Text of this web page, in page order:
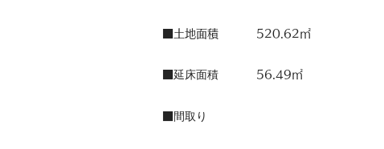
■土地面積 520.62㎡
延床面積 56.49㎡
間取り